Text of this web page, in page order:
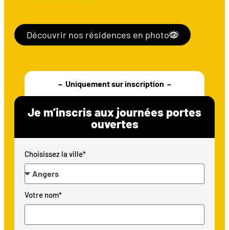
Découvrir nos résidences en photo
– Uniquement sur inscription –
Je m’inscris aux journées portes
ouvertes
Choisissez la ville*
Votre nom*